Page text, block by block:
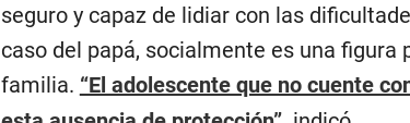
seguro y capaz de lidiar con las
caso del papá, socialmente es una figura
familia. “El adolescente que no cuente